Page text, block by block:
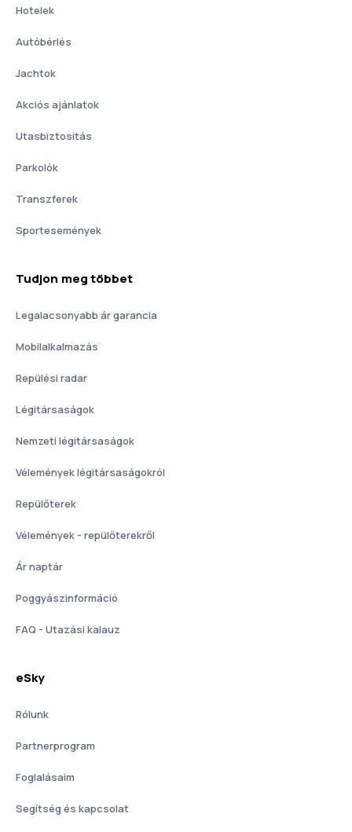
Hotelek
Autóbérlés
Jachtok
Akciós ajánlatok
Utasbiztositás
Parkolók
Transzferek
Sportesemények
Tudjon meg többet
Legalacsonyabb ár garancia
Mobilalkalmazás
Repülési radar
Légitársaságok
Nemzeti légitársaságok
Vélemények légitársaságokról
Repülőterek
Vélemények - repülőterekről
Ár naptár
Poggyászinformáció
FAQ - Utazási kalauz
eSky
Rólunk
Partnerprogram
Foglalásaim
Segítség és kapcsolat